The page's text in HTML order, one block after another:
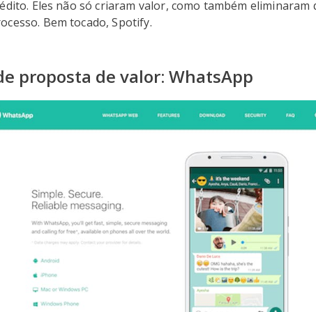
Eles não só criaram valor, como também eliminaram
Bem tocado, Spotify.
proposta de valor: WhatsApp